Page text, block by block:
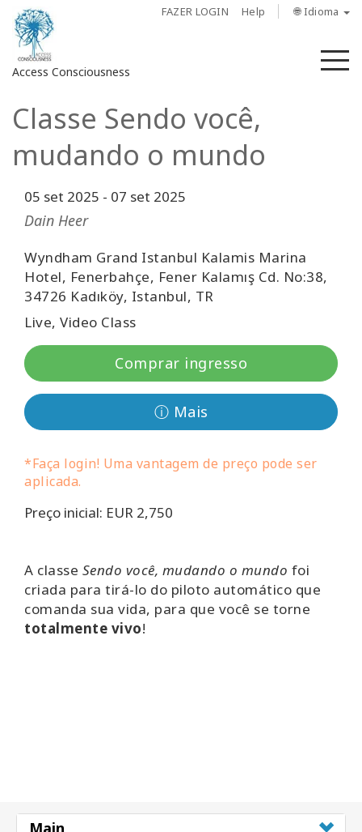
FAZER LOGIN Help 🌐 Idioma
Access Consciousness
Fazer
em
conta
Access
Bars
Regiões
Classes
Facilitators
Shop
CONTATO
Classe Sendo você,
mudando o mundo
05 set 2025 - 07 set 2025
Dain Heer
Wyndham Grand Istanbul Kalamis Marina
Hotel, Fenerbahçe, Fener Kalamış Cd. No:38,
34726 Kadıköy, Istanbul, TR
Live, Video Class
Comprar ingresso
ⓘ Mais
*Faça login! Uma vantagem de preço pode ser
aplicada.
Preço inicial: EUR 2,750
A classe Sendo você, mudando o mundo foi
criada para tirá-lo do piloto automático que
comanda sua vida, para que você se torne
totalmente vivo!